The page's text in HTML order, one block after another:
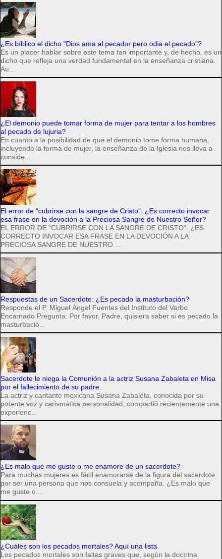
¿Es bíblico el dicho "Dios ama al pecador pero odia el pecado"?
Es un placer hablar sobre este tema tan importante y, de hecho, es un
dicho que refleja una verdad fundamental en la enseñanza cristiana.
Au...
¿El demonio puede tomar forma de mujer para tentar a los hombres
al pecado de lujuria?
En cuanto a la posibilidad de que el demonio tome forma humana,
incluyendo la forma de mujer, la enseñanza de la Iglesia nos lleva a
conside...
El error de "cubrirse con la sangre de Cristo". ¿Es correcto invocar
esa frase en la devoción a la Preciosa Sangre de Nuestro Señor?
EL ERROR DE "CUBRIRSE CON LA SANGRE DE CRISTO". ¿ES
CORRECTO INVOCAR ESA FRASE EN LA DEVOCIÓN A LA
PRECIOSA SANGRE DE NUESTRO ...
Respuestas de un Sacerdote: ¿Es pecado la masturbación?
Responde el P. Miguel Ángel Fuentes del Instituto del Verbo
Encarnado Pregunta: Por favor, Padre, quisiera saber si es pecado la
masturbació...
Sacerdote le niega la Comunión a la actriz Susana Zabaleta en Misa
por el fallecimiento de su padre.
La actriz y cantante mexicana Susana Zabaleta, conocida por su
potente voz y carismática personalidad, compartió recientemente una
experienc...
¿Es malo que me guste o me enamore de un sacerdote?
Para muchas mujeres es fácil enamorarse de la figura del sacerdote
por ser una persona que nos consuela y acompaña. ¿Es malo que
me guste o ...
¿Cuáles son los pecados mortales? Aquí una lista
Los pecados mortales son faltas graves que, según la doctrina